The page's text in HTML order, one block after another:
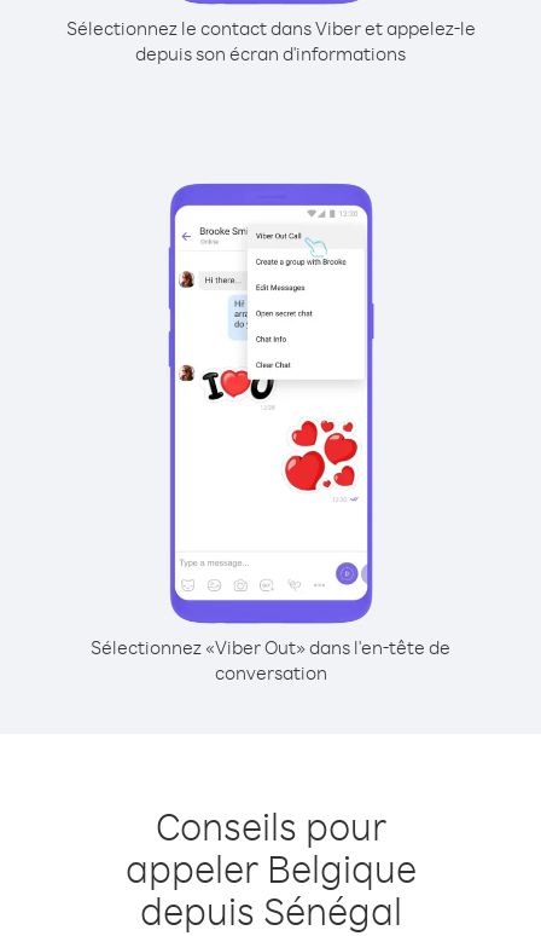
Sélectionnez le contact dans Viber et appelez-le
depuis son écran d'informations
Sélectionnez «Viber Out» dans l'en-tête de
conversation
Conseils pour
appeler Belgique
depuis Sénégal